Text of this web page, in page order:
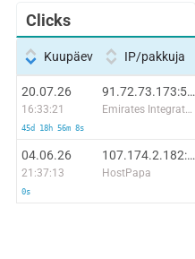
Clicks
Kuupäev IP/pakkuja
20.07.26
16:33:21
45d 18h 56m 8s
91.72.73.173:54234
Emirates Integrated Telecommunications Company PJSC
04.06.26
21:37:13
0s
107.174.2.182:49120
HostPapa